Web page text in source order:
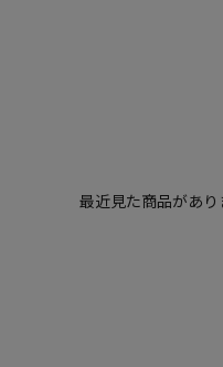
最近見た商品があり